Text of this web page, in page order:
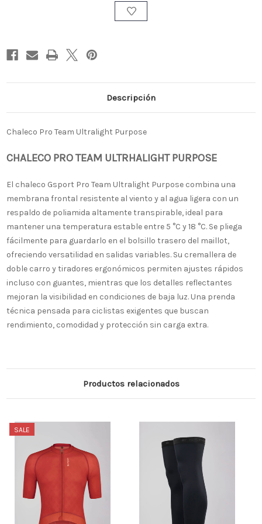
Descripción
Chaleco Pro Team Ultralight Purpose
CHALECO PRO TEAM ULTRHALIGHT PURPOSE
El chaleco Gsport Pro Team Ultralight Purpose combina una
membrana frontal resistente al viento y al agua ligera con un
respaldo de poliamida altamente transpirable, ideal para
mantener una temperatura estable entre 5 °C y 18 °C. Se pliega
fácilmente para guardarlo en el bolsillo trasero del maillot,
ofreciendo versatilidad en salidas variables. Su cremallera de
doble carro y tiradores ergonómicos permiten ajustes rápidos
incluso con guantes, mientras que los detalles reflectantes
mejoran la visibilidad en condiciones de baja luz. Una prenda
técnica pensada para ciclistas exigentes que buscan
rendimiento, comodidad y protección sin carga extra.
Productos relacionados
SALE